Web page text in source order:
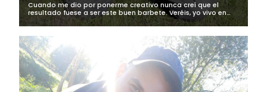
Cuando me dio por ponerme creativo nunca creí que el
resultado fuese a ser este buen barbete. Veréis, yo vivo en
una zona bastante rural y bastante poco pescada. No suelo
tampoco viajar mucho para...